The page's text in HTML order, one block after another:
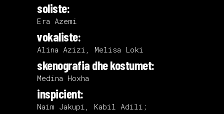
soliste:
Era Azemi
vokaliste:
Alina Azizi, Melisa Loki
skenografia dhe kostumet:
Medina Hoxha
inspicient:
Naim Jakupi, Kabil Adili;